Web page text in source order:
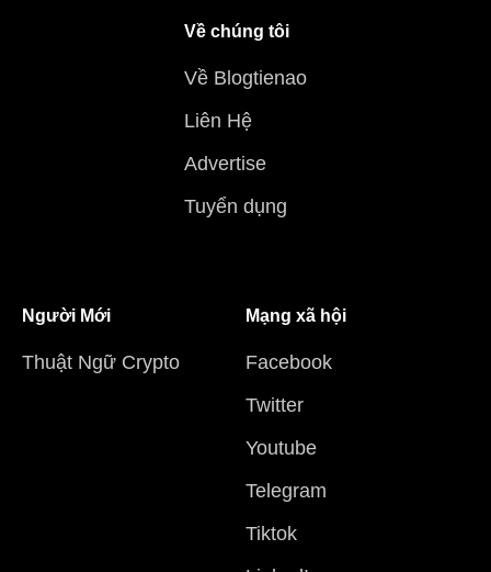
Về chúng tôi
Về Blogtienao
Liên Hệ
Advertise
Tuyển dụng
Người Mới
Thuật Ngữ Crypto
Mạng xã hội
Facebook
Twitter
Youtube
Telegram
Tiktok